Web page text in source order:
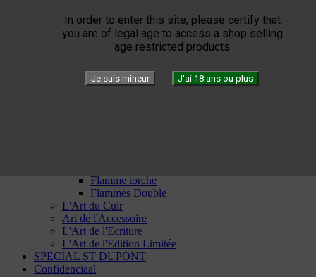
In order to enter this site, please certify that
you are of legal age to access a shop selling
age restricted products
Je suis mineur J'ai 18 ans ou plus
Quintero
Rafael Gonzalez
Ramon Allones
Romeo Y Julieta
San Cristobal
Flamme torche
Flammes Double
L'Art du Cuir
Art de l'Accessoire
L'Art de l'Ecriture
L'Art de l'Edition Limitée
SPECIAL ST DUPONT
Confidenciaal